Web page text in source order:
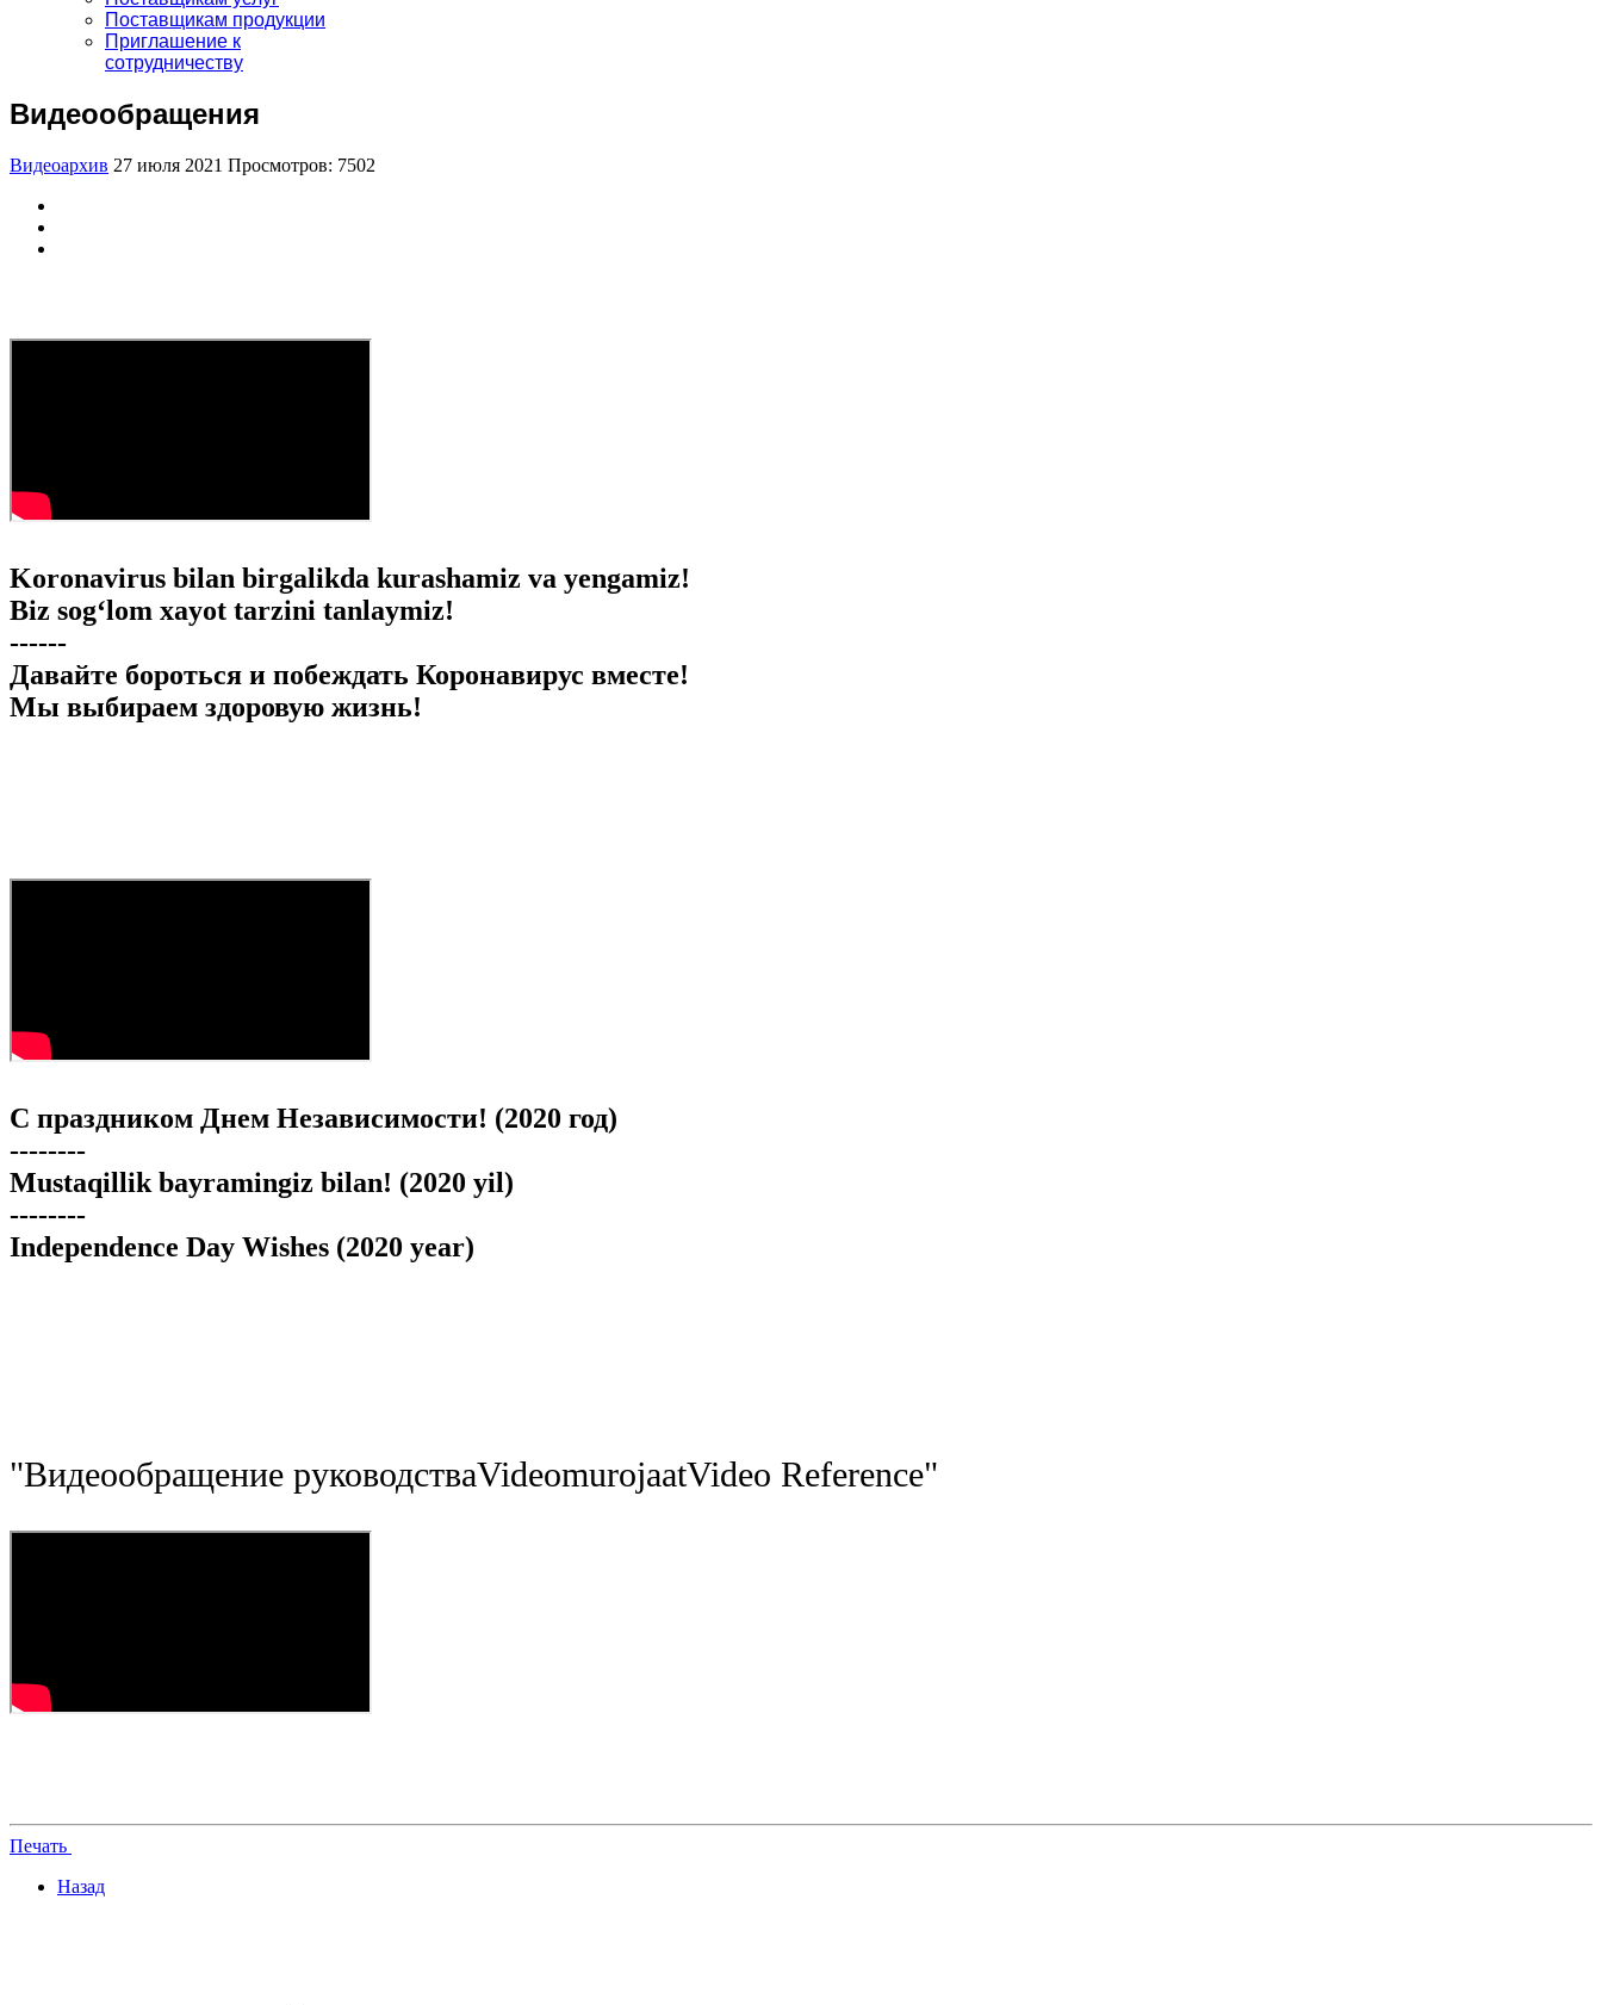
Поставщикам продукции
Приглашение к
сотрудничеству
Видеообращения
Видеоархив 27 июля 2021 Просмотров: 7502
Koronavirus bilan birgalikda kurashamiz va yengamiz!
Biz sog‘lom xayot tarzini tanlaymiz!
------
Давайте бороться и побеждать Коронавирус вместе!
Мы выбираем здоровую жизнь!
С праздником Днем Независимости! (2020 год)
--------
Mustaqillik bayramingiz bilan! (2020 yil)
--------
Independence Day Wishes (2020 year)
"Видеообращение руководстваVideomurojaatVideo Reference"
Печать
Назад